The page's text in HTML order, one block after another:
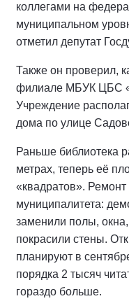
коллегами на
муниципальном
отметил депутат
Также он проверил,
филиале МБУК ЦБС
Учреждение
дома по улице
Раньше библиотека
метрах, теперь её
«квадратов». Ремонт
муниципалитета:
заменили полы,
покрасили стены.
планируют в
порядка 2 тысяч
гораздо больше.